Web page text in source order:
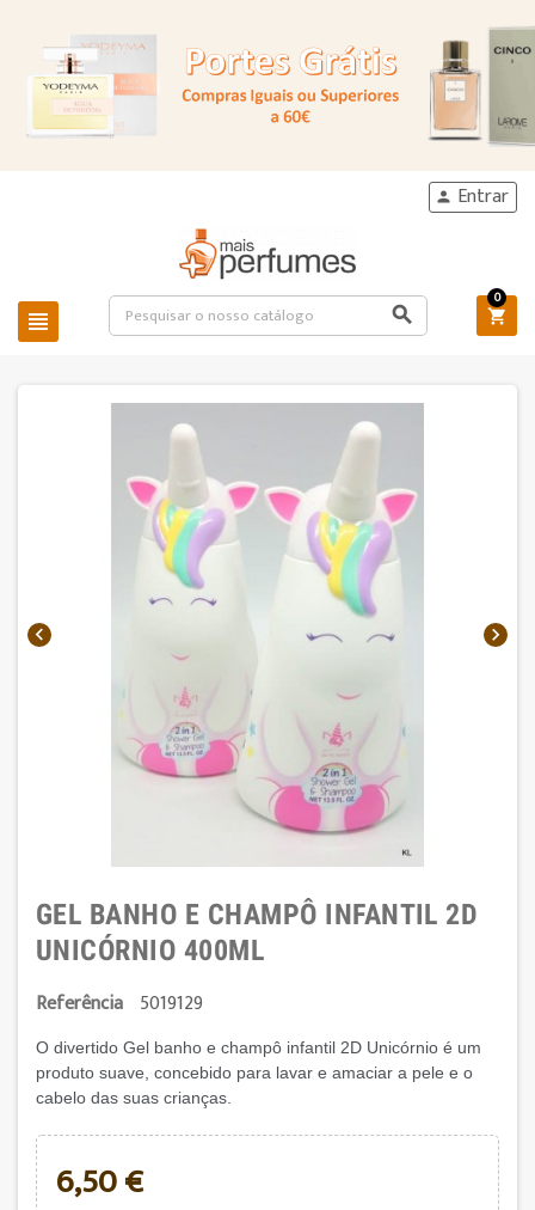
 
 Entrar

0
 
GEL BANHO E CHAMPÔ INFANTIL 2D
UNICÓRNIO 400ML
Referência 5019129
O divertido Gel banho e champô infantil 2D Unicórnio é um
produto suave, concebido para lavar e amaciar a pele e o
cabelo das suas crianças.
6,50 €